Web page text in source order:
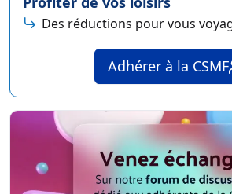
Des réductions pour vous
Adhérer à la CSMF